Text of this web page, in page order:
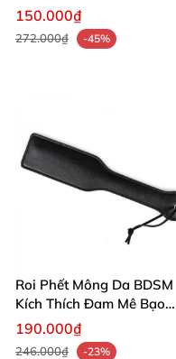
thích cảm giác waxplay an
150.000₫
272.000₫ -45%
Roi Phết Mông Da BDSM
Kích Thích Đam Mê Bạo
Dâm Cao Cấp
190.000₫
246.000₫
-23%